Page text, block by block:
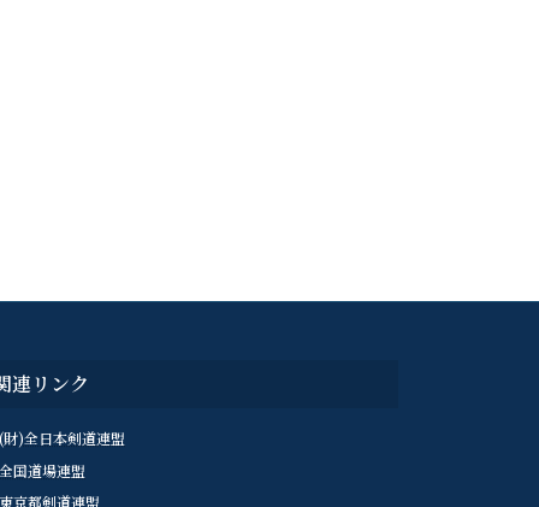
連リンク
(財)全日本剣道連盟
全国道場連盟
東京都剣道連盟